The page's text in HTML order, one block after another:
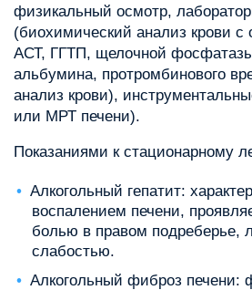
физикальный осмотр,
(биохимический анализ крови с
АСТ, ГГТП, щелочной
альбумина, протромбинового
анализ крови),
или МРТ печени).
Показаниями к стационарному
Алкогольный гепатит:
воспалением печени,
болью в правом подреберье,
слабостью.
Алкогольный фиброз печени: